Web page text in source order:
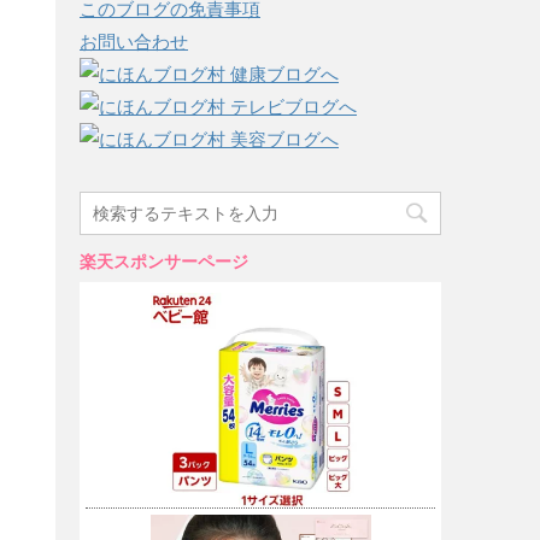
このブログの免責事項
お問い合わせ
楽天スポンサーページ